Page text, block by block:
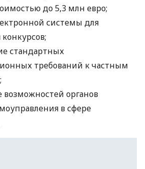
до 5,3 млн евро;
системы для
стандартных
требований к частным
органов
в сфере